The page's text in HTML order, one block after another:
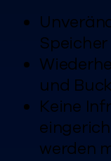
und
Keine
werden